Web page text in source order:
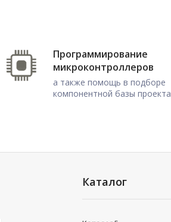
Программирование
микроконтроллеров
а также помощь в подборе
компонентной базы проекта
Каталог